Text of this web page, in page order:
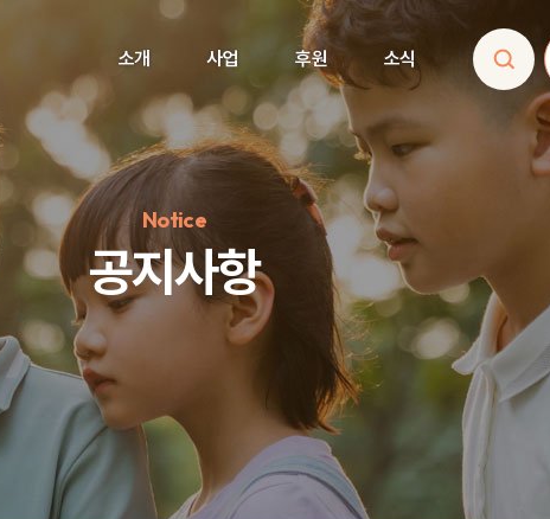
소개 사업 후원 소식
플레이스#캠페인 #팬덤후원
Notice
공지사항